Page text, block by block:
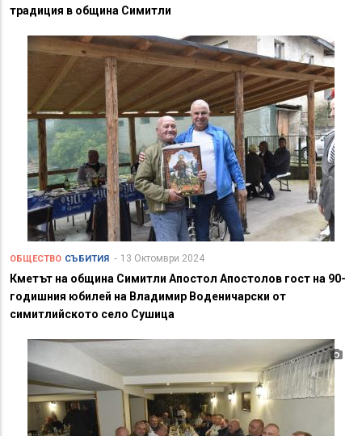
традиция в община Симитли
ОБЩЕСТВО СЪБИТИЯ 13 Октомври 2024
Кметът на община Симитли Апостол Апостолов гост на 90-
годишния юбилей на Владимир Воденичарски от
симитлийското село Сушица